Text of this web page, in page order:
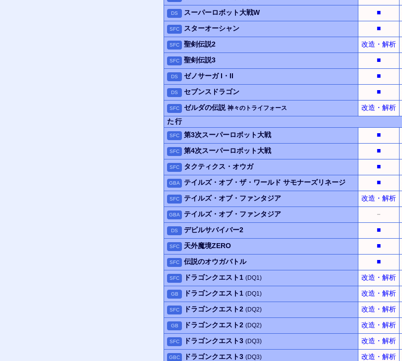
DS スーパーロボット大戦W ■
SFC スターオーシャン ■
SFC 聖剣伝説2 改造・解析
SFC 聖剣伝説3 ■
DS ゼノサーガ I・II ■
DS セブンスドラゴン ■
SFC ゼルダの伝説 神々のトライフォース 改造・解析
た行
SFC 第3次スーパーロボット大戦 ■
SFC 第4次スーパーロボット大戦 ■
SFC タクティクス・オウガ ■
GBA テイルズ・オブ・ザ・ワールド サモナーズリネージ ■
SFC テイルズ・オブ・ファンタジア 改造・解析
GBA テイルズ・オブ・ファンタジア －
DS デビルサバイバー2 ■
SFC 天外魔境ZERO ■
SFC 伝説のオウガバトル ■
SFC ドラゴンクエスト1 (DQ1) 改造・解析
GB ドラゴンクエスト1 (DQ1) 改造・解析
SFC ドラゴンクエスト2 (DQ2) 改造・解析
GB ドラゴンクエスト2 (DQ2) 改造・解析
SFC ドラゴンクエスト3 (DQ3) 改造・解析
GBC ドラゴンクエスト3 (DQ3) 改造・解析